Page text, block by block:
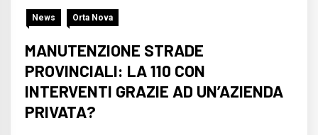
News Orta Nova
MANUTENZIONE STRADE
PROVINCIALI: LA 110 CON
INTERVENTI GRAZIE AD UN’AZIENDA
PRIVATA?